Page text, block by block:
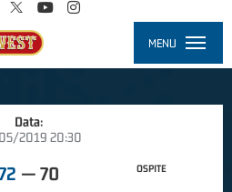
MENU
Data:
2019 20:30
— 70 OSPITE